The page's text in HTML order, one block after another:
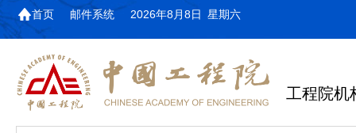
首页 邮件系统 2026年8月8日 星期六
工程院机